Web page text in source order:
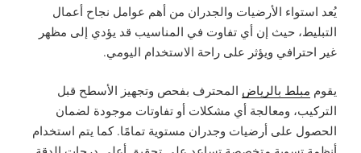
يُعد استواء الأرضيات والجدران من أهم عوامل نجاح أعمال
التبليط، حيث إن أي تفاوت في المناسيب قد يؤدي إلى مظهر
غير احترافي ويؤثر على راحة الاستخدام اليومي.
يقوم مبلط بالرياض المحترف بفحص وتجهيز الأسطح قبل
التركيب، ومعالجة أي مشكلات أو تفاوتات موجودة لضمان
الحصول على أرضيات وجدران مستوية تمامًا. كما يتم استخدام